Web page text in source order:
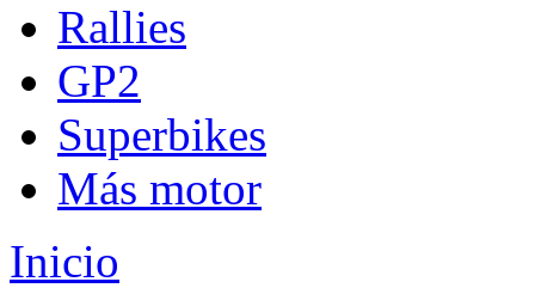
Rallies
GP2
Superbikes
Más motor
Inicio